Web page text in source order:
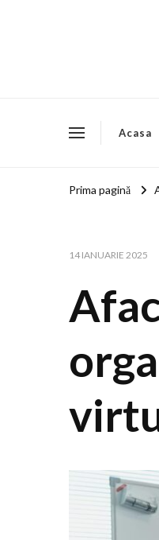
Acasa
Prima pagină
14 IANUARIE 2025